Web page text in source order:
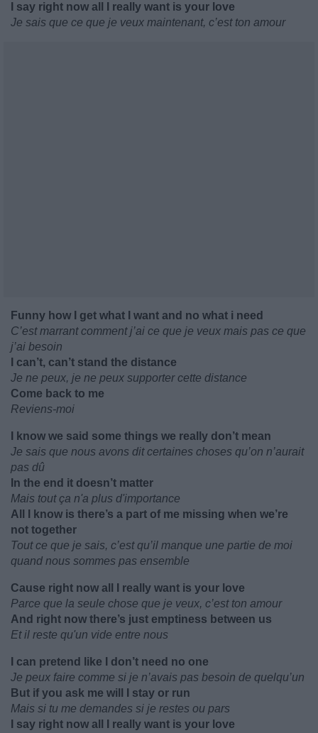
I say right now all I really want is your love
Je sais que ce que je veux maintenant, c’est ton amour
Funny how I get what I want and no what i need
C’est marrant comment j’ai ce que je veux mais pas ce que
j’ai besoin
I can’t, can’t stand the distance
Je ne peux, je ne peux supporter cette distance
Come back to me
Reviens-moi
I know we said some things we really don’t mean
Je sais que nous avons dit certaines choses qu’on n’aurait
pas dû
In the end it doesn’t matter
Mais tout ça n'a plus d'importance
All I know is there’s a part of me missing when we’re
not together
Tout ce que je sais, c’est qu’il manque une partie de moi
quand nous sommes pas ensemble
Cause right now all I really want is your love
Parce que la seule chose que je veux, c’est ton amour
And right now there’s just emptiness between us
Et il reste qu'un vide entre nous
I can pretend like I don’t need no one
Je peux faire comme si je n’avais pas besoin de quelqu’un
But if you ask me will I stay or run
Mais si tu me demandes si je restes ou pars
I say right now all I really want is your love